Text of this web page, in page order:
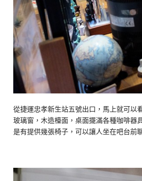
從捷運忠孝新生站五號出口，馬上就可以
玻璃窗，木造檯面，桌面擺滿各種咖啡器
是有提供幾張椅子，可以讓人坐在吧台前